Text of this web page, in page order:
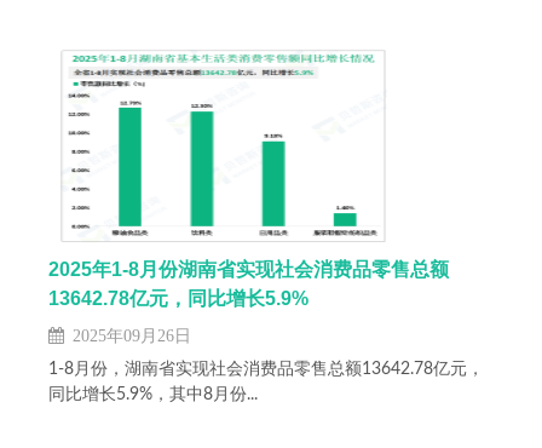
2025年1-8月份湖南省实现社会消费品零售总额
13642.78亿元，同比增长5.9%
2025年09月26日
1-8月份，湖南省实现社会消费品零售总额13642.78亿元，
同比增长5.9%，其中8月份...